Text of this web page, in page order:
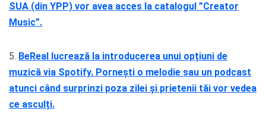
SUA (din YPP) vor avea acces la catalogul ”Creator
Music”.
5. BeReal lucrează la introducerea unui opțiuni de
muzică via Spotify. Pornești o melodie sau un podcast
atunci când surprinzi poza zilei și prietenii tăi vor vedea
ce asculți.